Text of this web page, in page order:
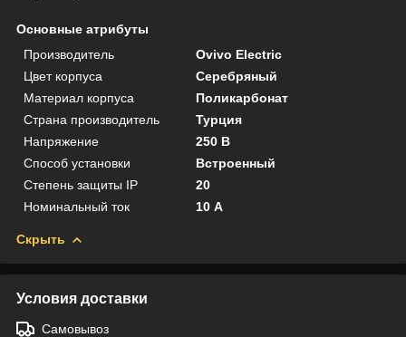
Основные атрибуты
Производитель
Ovivo Electric
Цвет корпуса
Серебряный
Материал корпуса
Поликарбонат
Страна производитель
Турция
Напряжение
250 В
Способ установки
Встроенный
Степень защиты IP
20
Номинальный ток
10 А
Скрыть
Условия доставки
Самовывоз